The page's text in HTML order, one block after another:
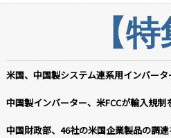
【
米国、中国製システム連系用インバー
中国製インバーター、米FCCが輸入規
中国財政部、46社の米国企業製品の調